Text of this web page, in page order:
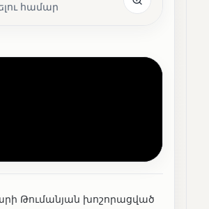
համար
Թումանյան խոշորացված